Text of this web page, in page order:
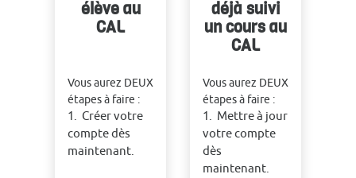
élève au
CAL
Vous aurez DEUX
étapes à faire :
1. Créer votre
compte dès
maintenant.
déjà suivi
un cours au
CAL
Vous aurez DEUX
étapes à faire :
1. Mettre à jour
votre compte
dès
maintenant.